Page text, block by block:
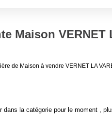
Maison VERNET
de Maison à vendre VERNET LA
dans la catégorie pour le moment ,